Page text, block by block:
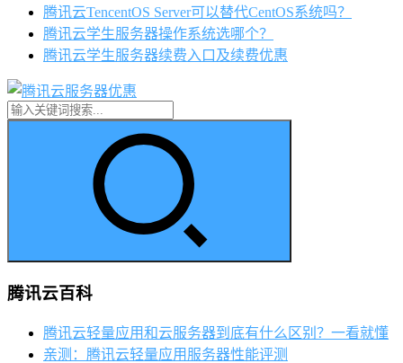
腾讯云TencentOS Server可以替代CentOS系统吗？
腾讯云学生服务器操作系统选哪个？
腾讯云学生服务器续费入口及续费优惠
腾讯云百科
腾讯云轻量应用和云服务器到底有什么区别？一看就懂
亲测：腾讯云轻量应用服务器性能评测